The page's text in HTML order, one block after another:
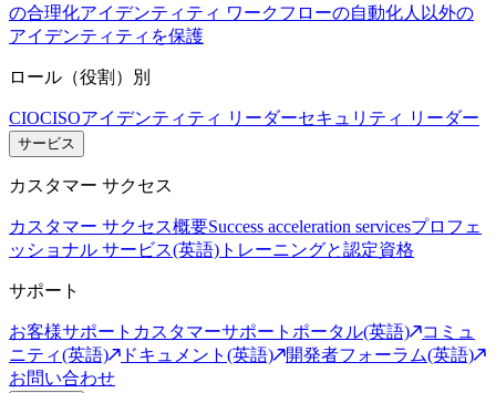
の合理化アイデンティティ ワークフローの自動化人以外の
アイデンティティを保護
ロール（役割）別
CIOCISOアイデンティティ リーダーセキュリティ リーダー
サービス
カスタマー サクセス
カスタマー サクセス概要Success acceleration servicesプロフェ
ッショナル サービス(英語) トレーニングと認定資格
サポート
お客様サポート カスタマーサポートポータル(英語)
コミュ
ニティ(英語)
ドキュメント(英語)
開発者フォーラム(英語)
お問い合わせ